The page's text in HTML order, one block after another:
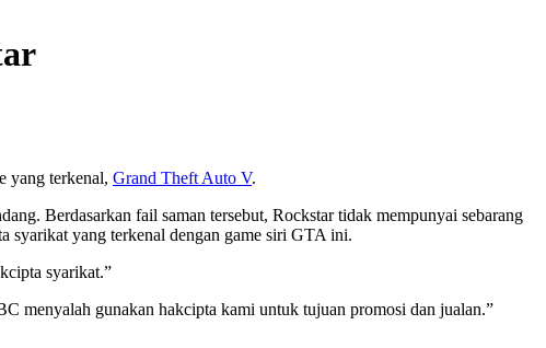
yang terkenal, Grand Theft Auto V.
Berdasarkan fail saman tersebut, Rockstar tidak mempunyai sebarang
syarikat yang terkenal dengan game siri GTA ini.
syarikat.”
menyalah gunakan hakcipta kami untuk tujuan promosi dan jualan.”